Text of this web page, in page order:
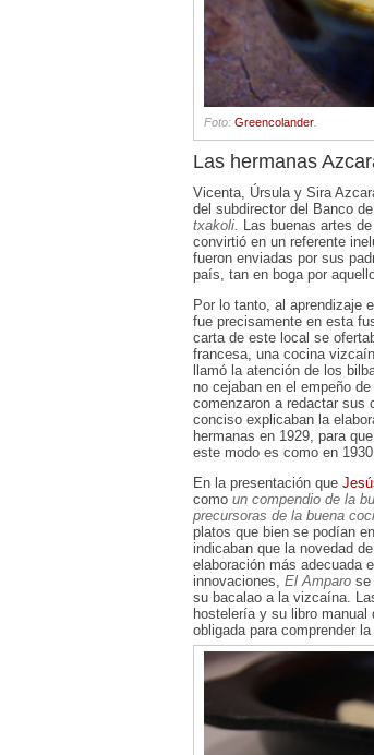
Foto: Greencolander
Las hermanas
Vicenta, Úrsula y Sira
del subdirector del Banco
txakoli.
Las buenas artes
convirtió en un referente
fueron enviadas por sus
país, tan en boga por
Por lo tanto, al aprendizaje
fue precisamente en esta
carta de este local se
francesa, una cocina
llamó la atención de los
no cejaban en el empeño
comenzaron a redactar sus
conciso explicaban la
hermanas en 1929, para
este modo es como en
En la presentación que
como un compendio de la
precursoras de la buena
platos que bien se podían
indicaban que la novedad
elaboración más adecuada
innovaciones, El Amparo se
su bacalao a la vizcaína.
hostelería y su libro
obligada para comprender